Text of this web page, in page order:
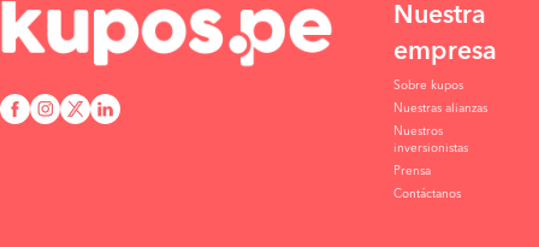
Nuestra
empresa
Sobre kupos
Nuestras alianzas
Nuestros
inversionistas
Prensa
Contáctanos